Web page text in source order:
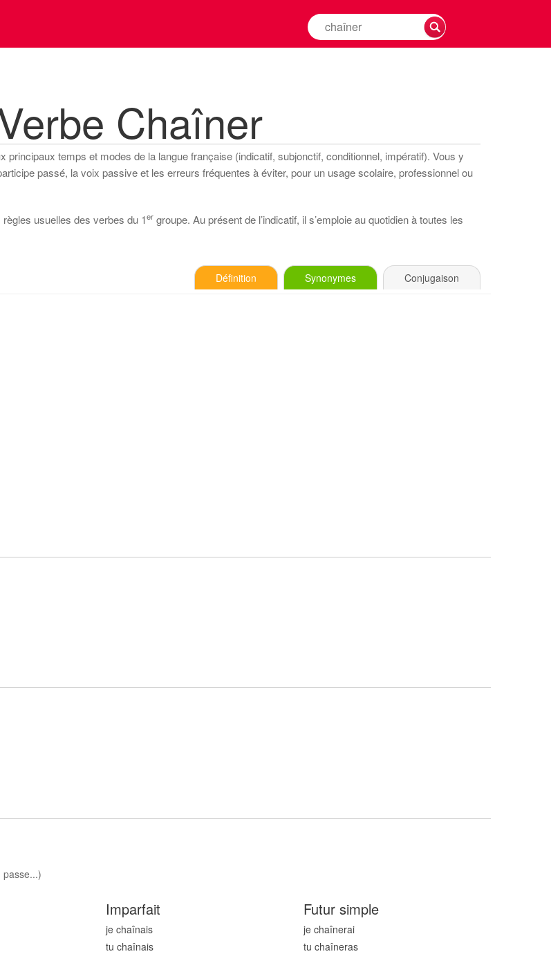
Rechercher
la
Chaîner
principaux temps et modes de la langue française (indicatif, subjonctif, conditionnel, impératif). Vous y
passé, la voix passive et les erreurs fréquentes à éviter, pour un usage scolaire, professionnel ou
usuelles des verbes du 1er groupe. Au présent de l’indicatif, il s’emploie au quotidien à toutes les
Définition Synonymes Conjugaison
Imparfait
je chaînais
tu chaînais
Futur simple
je chaînerai
tu chaîneras